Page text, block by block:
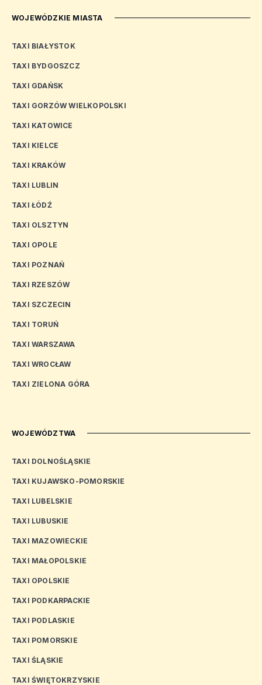
WOJEWÓDZKIE MIASTA
TAXI BIAŁYSTOK
TAXI BYDGOSZCZ
TAXI GDAŃSK
TAXI GORZÓW WIELKOPOLSKI
TAXI KATOWICE
TAXI KIELCE
TAXI KRAKÓW
TAXI LUBLIN
TAXI ŁÓDŹ
TAXI OLSZTYN
TAXI OPOLE
TAXI POZNAŃ
TAXI RZESZÓW
TAXI SZCZECIN
TAXI TORUŃ
TAXI WARSZAWA
TAXI WROCŁAW
TAXI ZIELONA GÓRA
WOJEWÓDZTWA
TAXI DOLNOŚLĄSKIE
TAXI KUJAWSKO-POMORSKIE
TAXI LUBELSKIE
TAXI LUBUSKIE
TAXI MAZOWIECKIE
TAXI MAŁOPOLSKIE
TAXI OPOLSKIE
TAXI PODKARPACKIE
TAXI PODLASKIE
TAXI POMORSKIE
TAXI ŚLĄSKIE
TAXI ŚWIĘTOKRZYSKIE